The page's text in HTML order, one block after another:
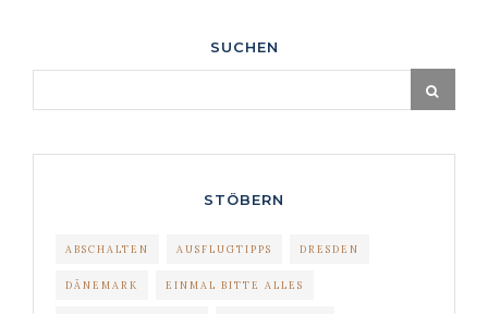
SUCHEN
STÖBERN
ABSCHALTEN AUSFLUGTIPPS DRESDEN
DÄNEMARK EINMAL BITTE ALLES